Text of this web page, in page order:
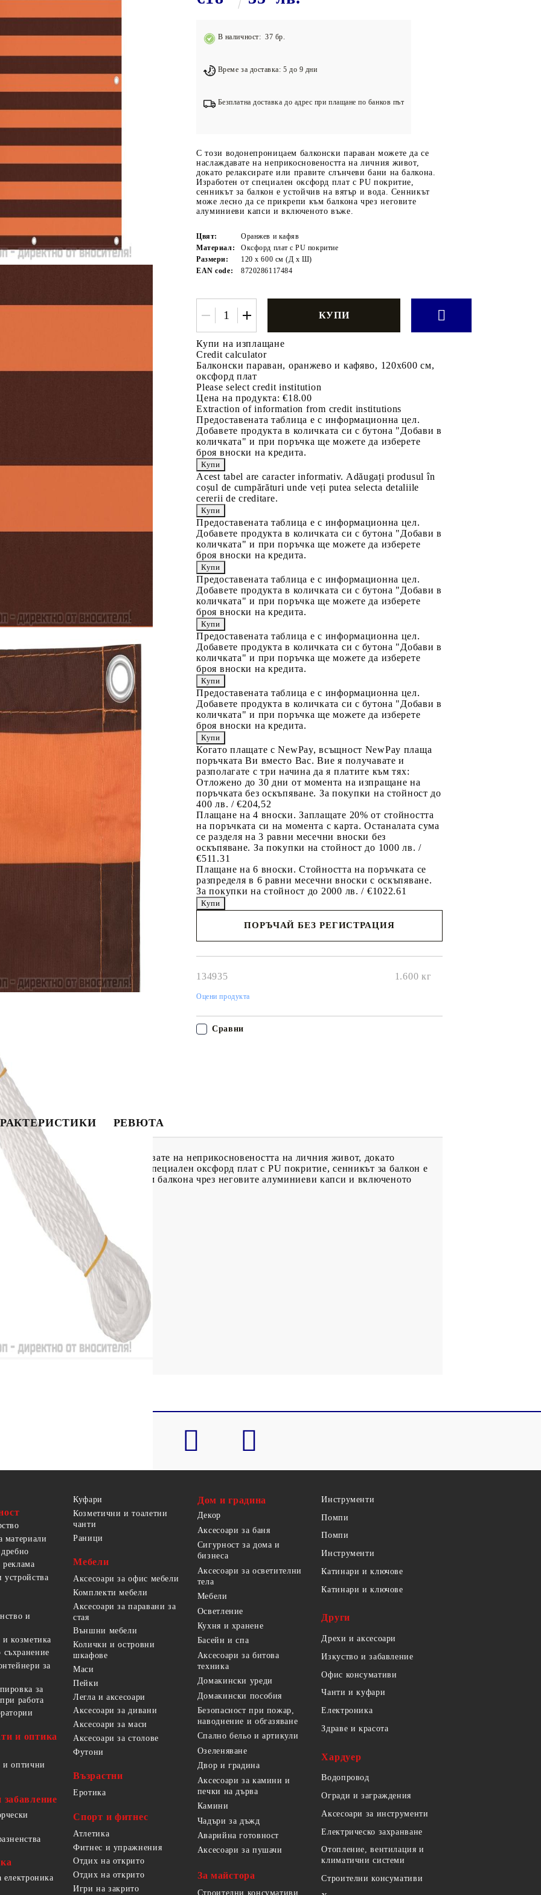
В наличност: 37 бр.
Време за доставка: 5 до 9 дни
Безплатна доставка до адрес при плащане по банков път
С този водонепроницаем балконски параван можете да се
наслаждавате на неприкосновеността на личния живот,
докато релаксирате или правите слънчеви бани на балкона.
Изработен от специален оксфорд плат с PU покритие,
сенникът за балкон е устойчив на вятър и вода. Сенникът
може лесно да се прикрепи към балкона чрез неговите
алуминиеви капси и включеното въже.
Цвят:
Оранжев и кафяв
Материал:
Оксфорд плат с PU покритие
Размери:
120 х 600 см (Д х Ш)
EAN code:
8720286117484
Купи на изплащане
Credit calculator
Балконски параван, оранжево и кафяво, 120x600 см,
оксфорд плат
Please select credit institution
Цена на продукта: €18.00
Extraction of information from credit institutions
Предоставената таблица е с информационна цел.
Добавете продукта в количката си с бутона "Добави в
количката" и при поръчка ще можете да изберете
броя вноски на кредита.
Acest tabel are caracter informativ. Adăugați produsul în
coșul de cumpărături unde veți putea selecta detaliile
cererii de creditare.
Предоставената таблица е с информационна цел.
Добавете продукта в количката си с бутона "Добави в
количката" и при поръчка ще можете да изберете
броя вноски на кредита.
Предоставената таблица е с информационна цел.
Добавете продукта в количката си с бутона "Добави в
количката" и при поръчка ще можете да изберете
броя вноски на кредита.
Предоставената таблица е с информационна цел.
Добавете продукта в количката си с бутона "Добави в
количката" и при поръчка ще можете да изберете
броя вноски на кредита.
Предоставената таблица е с информационна цел.
Добавете продукта в количката си с бутона "Добави в
количката" и при поръчка ще можете да изберете
броя вноски на кредита.
Когато плащате с NewPay, всъщност NewPay плаща
поръчката Ви вместо Вас. Вие я получавате и
разполагате с три начина да я платите към тях:
Отложено до 30 дни от момента на изпращане на
поръчката без оскъпяване. За покупки на стойност до
400 лв. / €204,52
Плащане на 4 вноски. Заплащате 20% от стойността
на поръчката си на момента с карта. Останалата сума
се разделя на 3 равни месечни вноски без
оскъпяване. За покупки на стойност до 1000 лв. /
€511.31
Плащане на 6 вноски. Стойността на поръчката се
разпределя в 6 равни месечни вноски с оскъпяване.
За покупки на стойност до 2000 лв. / €1022.61
ПОРЪЧАЙ БЕЗ РЕГИСТРАЦИЯ
134935 1.600 кг
Оцени продукта
Сравни
РЕВЮТА
параван можете да се наслаждавате на неприкосновеността на личния живот, докато
на балкона. Изработен от специален оксфорд плат с PU покритие, сенникът за балкон е
може лесно да се прикрепи към балкона чрез неговите алуминиеви капси и включеното
материали
и
козметика
за
за
работа
и оптика
и оптични
забавление
електроника
Куфари
Козметични и тоалетни
чанти
Раници
Мебели
Аксесоари за офис мебели
Комплекти мебели
Аксесоари за паравани за
стая
Външни мебели
Колички и островни
шкафове
Маси
Пейки
Легла и аксесоари
Аксесоари за дивани
Аксесоари за маси
Аксесоари за столове
Футони
Възрастни
Еротика
Спорт и фитнес
Атлетика
Фитнес и упражнения
Отдих на открито
Отдих на открито
Игри на закрито
Дом и градина
Декор
Аксесоари за баня
Сигурност за дома и
бизнеса
Аксесоари за осветителни
тела
Мебели
Осветление
Кухня и хранене
Басейн и спа
Аксесоари за битова
техника
Домакински уреди
Домакински пособия
Безопасност при пожар,
наводнение и обгазяване
Спално бельо и артикули
Озеленяване
Двор и градина
Аксесоари за камини и
печки на дърва
Камини
Чадъри за дъжд
Аварийна готовност
Аксесоари за пушачи
За майстора
Строителни консумативи
Инструменти
Помпи
Помпи
Инструменти
Катинари и ключове
Катинари и ключове
Други
Дрехи и аксесоари
Изкуство и забавление
Офис консумативи
Чанти и куфари
Електроника
Здраве и красота
Хардуер
Водопровод
Огради и заграждения
Аксесоари за инструменти
Електрическо захранване
Отопление, вентилация и
климатични системи
Строителни консумативи